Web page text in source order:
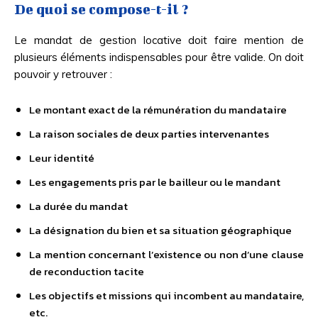
De quoi se compose-t-il ?
Le mandat de gestion locative doit faire mention de
plusieurs éléments indispensables pour être valide. On doit
pouvoir y retrouver :
Le montant exact de la rémunération du mandataire
La raison sociales de deux parties intervenantes
Leur identité
Les engagements pris par le bailleur ou le mandant
La durée du mandat
La désignation du bien et sa situation géographique
La mention concernant l’existence ou non d’une clause
de reconduction tacite
Les objectifs et missions qui incombent au mandataire,
etc.